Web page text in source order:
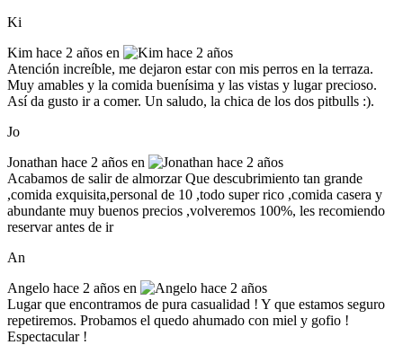
Ki
Kim hace 2 años en
Atención increíble, me dejaron estar con mis perros en la terraza.
Muy amables y la comida buenísima y las vistas y lugar precioso.
Así da gusto ir a comer. Un saludo, la chica de los dos pitbulls :).
Jo
Jonathan hace 2 años en
Acabamos de salir de almorzar Que descubrimiento tan grande
,comida exquisita,personal de 10 ,todo super rico ,comida casera y
abundante muy buenos precios ,volveremos 100%, les recomiendo
reservar antes de ir
An
Angelo hace 2 años en
Lugar que encontramos de pura casualidad ! Y que estamos seguro
repetiremos. Probamos el quedo ahumado con miel y gofio !
Espectacular !